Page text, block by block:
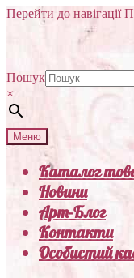
Перейти до навігації
Пошук
×
Меню
Каталог
Новини
Арт-Блог
Контакти
Особистий